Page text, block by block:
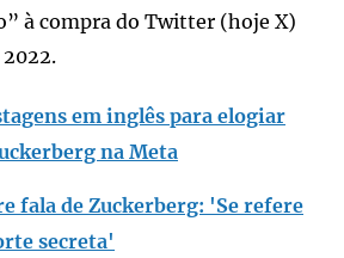
à compra do Twitter (hoje X)
em inglês para elogiar
na Meta
fala de Zuckerberg: 'Se refere
secreta'